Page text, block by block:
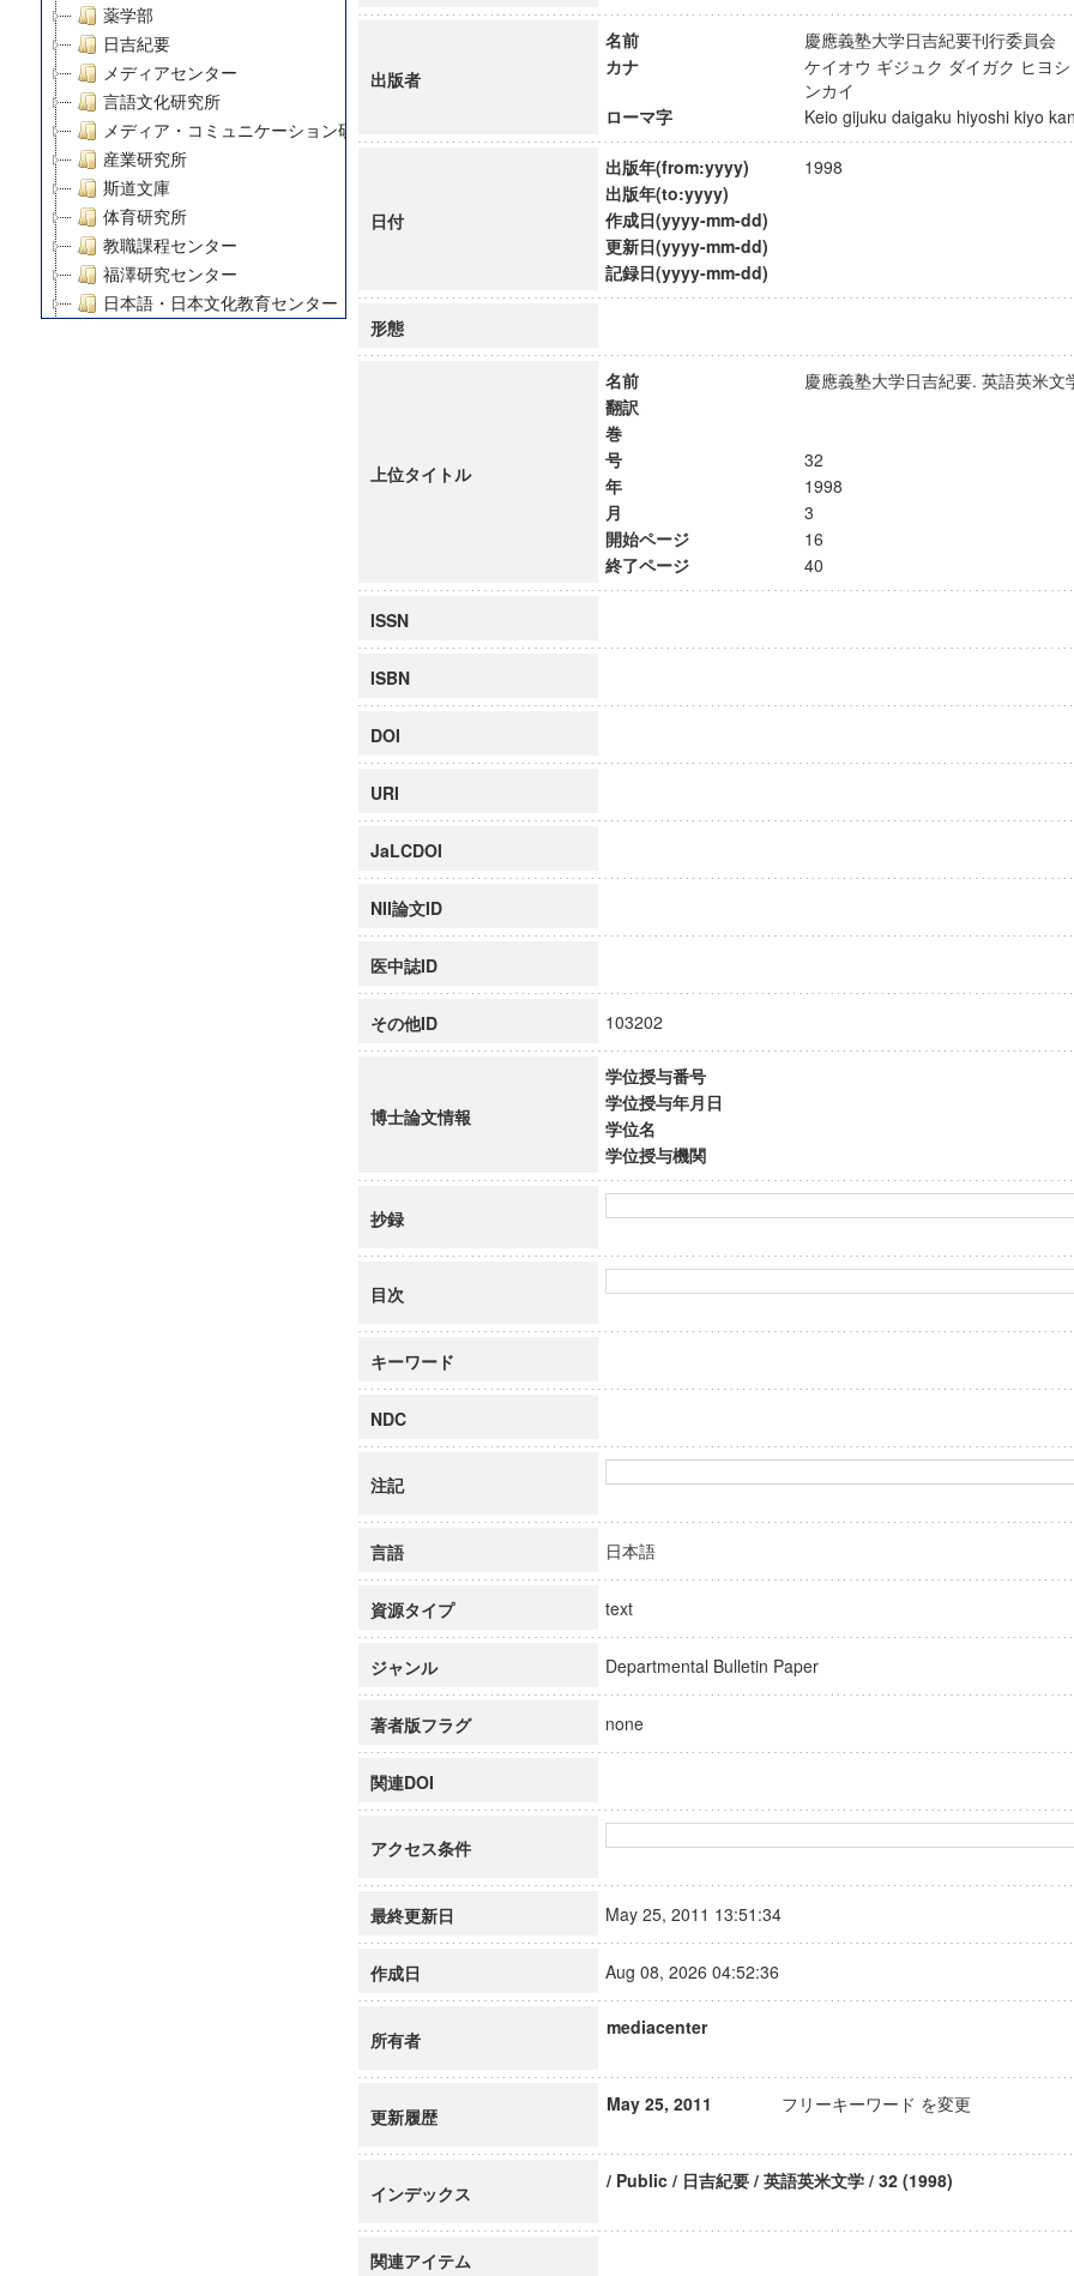
薬学部
日吉紀要
メディアセンター
言語文化研究所
メディア・コミュニケーション研究所
産業研究所
斯道文庫
体育研究所
教職課程センター
福澤研究センター
日本語・日本文化教育センター
慶應義塾大学グローバルCOEプログラム市民社会ガバナンス教育研究センター
慶應義塾大学グローバルCOEプログラム論理と感性の先端的教育研究拠点
博士課程教育リーディングプログラム「超成熟社会発展のサイエンス」
出版者
名前
慶應義塾大学日吉紀要刊行委員
カナ
ケイオウ ギジュク ダイガク ヒヨ
ンカイ
ローマ字
Keio gijuku daigaku hiyoshi kiyo
日付
出版年(from:yyyy)
1998
出版年(to:yyyy)
作成日(yyyy-mm-dd)
更新日(yyyy-mm-dd)
記録日(yyyy-mm-dd)
形態
上位タイトル
名前
慶應義塾大学日吉紀要. 英語英米
翻訳
巻
号
32
年
1998
月
3
開始ページ
16
終了ページ
40
ISSN
ISBN
DOI
URI
JaLCDOI
NII論文ID
医中誌ID
その他ID 103202
博士論文情報
学位授与番号
学位授与年月日
学位名
学位授与機関
抄録
目次
キーワード
NDC
注記
言語 日本語
資源タイプ text
ジャンル Departmental Bulletin Paper
著者版フラグ none
関連DOI
アクセス条件
最終更新日 May 25, 2011 13:51:34
作成日 Aug 08, 2026 04:52:36
所有者
mediacenter
更新履歴
May 25, 2011 フリーキーワード を変更
インデックス
/ Public / 日吉紀要 / 英語英米文学 / 32 (1998)
関連アイテム